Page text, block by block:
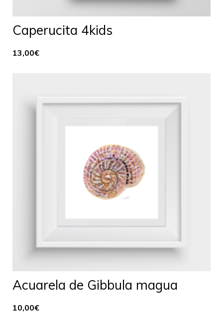
Caperucita 4kids
13,00€
Acuarela de Gibbula magua
10,00€